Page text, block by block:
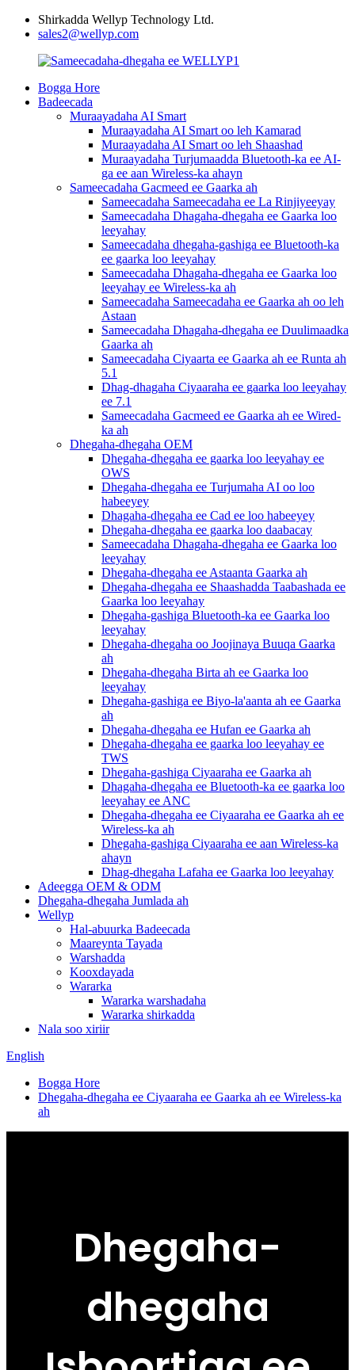
Shirkadda Wellyp Technology Ltd.
sales2@wellyp.com
Bogga Hore
Badeecada
Muraayadaha AI Smart
Muraayadaha AI Smart oo leh Kamarad
Muraayadaha AI Smart oo leh Shaashad
Muraayadaha Turjumaadda Bluetooth-ka ee AI-
ga ee aan Wireless-ka ahayn
Sameecadaha Gacmeed ee Gaarka ah
Sameecadaha Sameecadaha ee La Rinjiyeeyay
Sameecadaha Dhagaha-dhegaha ee Gaarka loo
leeyahay
Sameecadaha dhegaha-gashiga ee Bluetooth-ka
ee gaarka loo leeyahay
Sameecadaha Dhagaha-dhegaha ee Gaarka loo
leeyahay ee Wireless-ka ah
Sameecadaha Sameecadaha ee Gaarka ah oo leh
Astaan
Sameecadaha Dhagaha-dhegaha ee Duulimaadka
Gaarka ah
Sameecadaha Ciyaarta ee Gaarka ah ee Runta ah
5.1
Dhag-dhagaha Ciyaaraha ee gaarka loo leeyahay
ee 7.1
Sameecadaha Gacmeed ee Gaarka ah ee Wired-
ka ah
Dhegaha-dhegaha OEM
Dhegaha-dhegaha ee gaarka loo leeyahay ee
OWS
Dhegaha-dhegaha ee Turjumaha AI oo loo
habeeyey
Dhagaha-dhegaha ee Cad ee loo habeeyey
Dhegaha-dhegaha ee gaarka loo daabacay
Sameecadaha Dhagaha-dhegaha ee Gaarka loo
leeyahay
Dhegaha-dhegaha ee Astaanta Gaarka ah
Dhegaha-dhegaha ee Shaashadda Taabashada ee
Gaarka loo leeyahay
Dhegaha-gashiga Bluetooth-ka ee Gaarka loo
leeyahay
Dhegaha-dhegaha oo Joojinaya Buuqa Gaarka
ah
Dhegaha-dhegaha Birta ah ee Gaarka loo
leeyahay
Dhegaha-gashiga ee Biyo-la'aanta ah ee Gaarka
ah
Dhegaha-dhegaha ee Hufan ee Gaarka ah
Dhegaha-dhegaha ee gaarka loo leeyahay ee
TWS
Dhegaha-gashiga Ciyaaraha ee Gaarka ah
Dhagaha-dhegaha ee Bluetooth-ka ee gaarka loo
leeyahay ee ANC
Dhegaha-dhegaha ee Ciyaaraha ee Gaarka ah ee
Wireless-ka ah
Dhegaha-gashiga Ciyaaraha ee aan Wireless-ka
ahayn
Dhag-dhegaha Lafaha ee Gaarka loo leeyahay
Adeegga OEM & ODM
Dhegaha-dhegaha Jumlada ah
Wellyp
Hal-abuurka Badeecada
Maareynta Tayada
Warshadda
Kooxdayada
Wararka
Wararka warshadaha
Wararka shirkadda
Nala soo xiriir
English
Bogga Hore
Dhegaha-dhegaha ee Ciyaaraha ee Gaarka ah ee Wireless-ka
ah
Dhegaha-
dhegaha